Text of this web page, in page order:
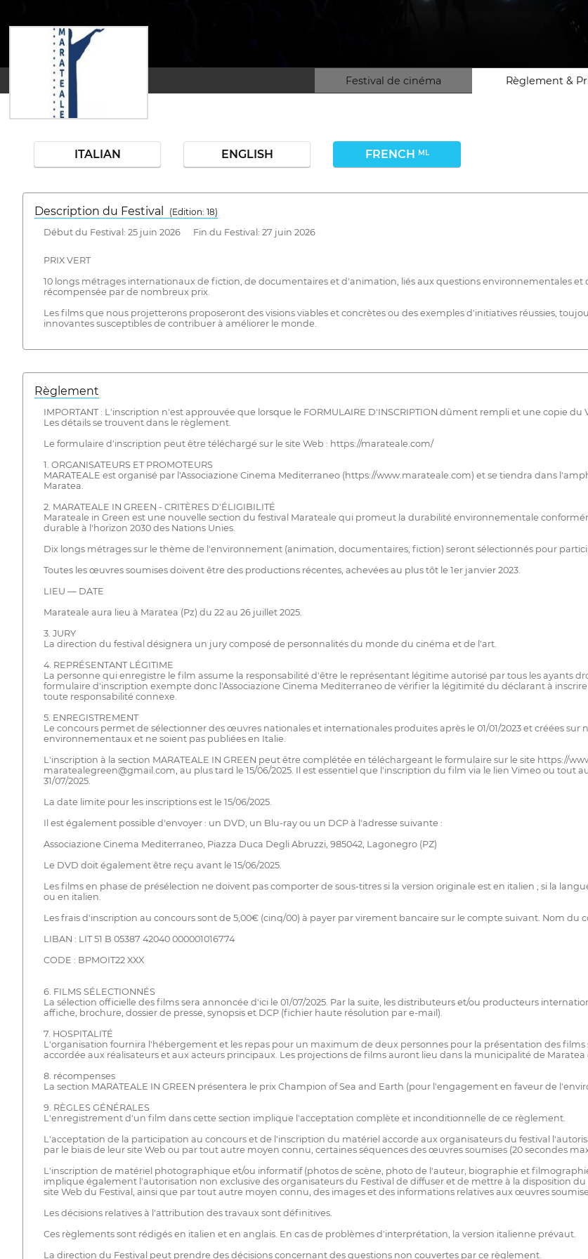
Festival de cinéma Règlement &
ITALIAN ENGLISH FRENCH ML
Description du Festival
( Edition: 18)
Début du Festival: 25 juin 2026 Fin du Festival: 27 juin 2026
PRIX VERT
10 longs métrages internationaux de fiction, de documentaires et d'animation, liés aux questions environnementales
récompensée par de nombreux prix.
Les films que nous projetterons proposeront des visions viables et concrètes ou des exemples d'initiatives réussies,
innovantes susceptibles de contribuer à améliorer le monde.
Règlement
IMPORTANT : L'inscription n'est approuvée que lorsque le FORMULAIRE D'INSCRIPTION dûment rempli et une copie
Les détails se trouvent dans le règlement.
Le formulaire d'inscription peut être téléchargé sur le site Web : https://marateale.com/
1. ORGANISATEURS ET PROMOTEURS
MARATEALE est organisé par l'Associazione Cinema Mediterraneo (https://www.marateale.com) et se tiendra dans
Maratea.
2. MARATEALE IN GREEN - CRITÈRES D'ÉLIGIBILITÉ
Marateale in Green est une nouvelle section du festival Marateale qui promeut la durabilité environnementale
durable à l'horizon 2030 des Nations Unies.
Dix longs métrages sur le thème de l'environnement (animation, documentaires, fiction) seront sélectionnés pour
Toutes les œuvres soumises doivent être des productions récentes, achevées au plus tôt le 1er janvier 2023.
LIEU — DATE
Marateale aura lieu à Maratea (Pz) du 22 au 26 juillet 2025.
3. JURY
La direction du festival désignera un jury composé de personnalités du monde du cinéma et de l'art.
4. REPRÉSENTANT LÉGITIME
La personne qui enregistre le film assume la responsabilité d'être le représentant légitime autorisé par tous les ayants
formulaire d'inscription exempte donc l'Associazione Cinema Mediterraneo de vérifier la légitimité du déclarant à
toute responsabilité connexe.
5. ENREGISTREMENT
Le concours permet de sélectionner des œuvres nationales et internationales produites après le 01/01/2023 et créées
environnementaux et ne soient pas publiées en Italie.
L'inscription à la section MARATEALE IN GREEN peut être complétée en téléchargeant le formulaire sur le site https://
maratealegreen@gmail.com, au plus tard le 15/06/2025. Il est essentiel que l'inscription du film via le lien Vimeo ou
31/07/2025.
La date limite pour les inscriptions est le 15/06/2025.
Il est également possible d'envoyer : un DVD, un Blu-ray ou un DCP à l'adresse suivante :
Associazione Cinema Mediterraneo, Piazza Duca Degli Abruzzi, 985042, Lagonegro (PZ)
Le DVD doit également être reçu avant le 15/06/2025.
Les films en phase de présélection ne doivent pas comporter de sous-titres si la version originale est en italien ; si la
ou en italien.
Les frais d'inscription au concours sont de 5,00€ (cinq/00) à payer par virement bancaire sur le compte suivant. Nom du
LIBAN : LIT 51 B 05387 42040 000001016774
CODE : BPMOIT22 XXX
6. FILMS SÉLECTIONNÉS
La sélection officielle des films sera annoncée d'ici le 01/07/2025. Par la suite, les distributeurs et/ou producteurs
affiche, brochure, dossier de presse, synopsis et DCP (fichier haute résolution par e-mail).
7. HOSPITALITÉ
L'organisation fournira l'hébergement et les repas pour un maximum de deux personnes pour la présentation des films
accordée aux réalisateurs et aux acteurs principaux. Les projections de films auront lieu dans la municipalité de
8. récompenses
La section MARATEALE IN GREEN présentera le prix Champion of Sea and Earth (pour l'engagement en faveur de
9. RÈGLES GÉNÉRALES
L'enregistrement d'un film dans cette section implique l'acceptation complète et inconditionnelle de ce règlement.
L'acceptation de la participation au concours et de l'inscription du matériel accorde aux organisateurs du festival
par le biais de leur site Web ou par tout autre moyen connu, certaines séquences des œuvres soumises (20 secondes
L'inscription de matériel photographique et/ou informatif (photos de scène, photo de l'auteur, biographie et
implique également l'autorisation non exclusive des organisateurs du Festival de diffuser et de mettre à la disposition
site Web du Festival, ainsi que par tout autre moyen connu, des images et des informations relatives aux œuvres
Les décisions relatives à l'attribution des travaux sont définitives.
Ces règlements sont rédigés en italien et en anglais. En cas de problèmes d'interprétation, la version italienne prévaut.
La direction du Festival peut prendre des décisions concernant des questions non couvertes par ce règlement.